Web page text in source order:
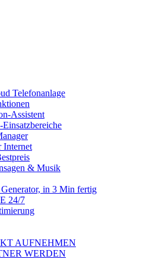
Telefonanlage
Assistent
Internet
& Musik
in 3 Min fertig
24/7
AUFNEHMEN
WERDEN